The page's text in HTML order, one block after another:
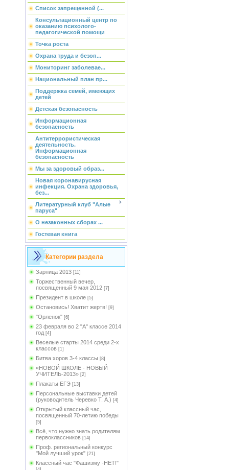
Список запрещенной (...
Консультационный центр по
оказанию психолого-
педагогической помощи
Точка роста
Охрана труда и безоп...
Мониторинг заболевае...
Национальный план пр...
Поддержка семей, имеющих
детей
Детская безопасность
Информационная
безопасность
Антитеррористическая
деятельность.
Информационная
безопасность
Мы за здоровый образ...
Новая коронавирусная
инфекция. Охрана здоровья,
без...
Литературный клуб "Алые
паруса"
О незаконных сборах ...
Гостевая книга
Категории раздела
Зарница 2013 [11]
Торжественный вечер,
посвященный 9 мая 2012 [7]
Президент в школе [5]
Остановись! Хватит жертв! [9]
"Орленок" [6]
23 февраля во 2 "А" классе 2014
год [4]
Веселые старты 2014 среди 2-х
классов [1]
Битва хоров 3-4 классы [8]
«НОВОЙ ШКОЛЕ - НОВЫЙ
УЧИТЕЛЬ-2013» [2]
Плакаты ЕГЭ [13]
Персональные выставки детей
(руководитель Черевко Т. А.) [4]
Открытый классный час,
посвященный 70-летию победы
[5]
Всё, что нужно знать родителям
первоклассников [14]
Проф. региональный конкурс
"Мой лучший урок" [21]
Классный час "Фашизму -НЕТ!"